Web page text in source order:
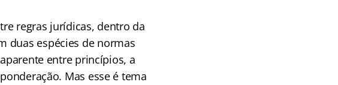
regras jurídicas, dentro da
duas espécies de normas
entre princípios, a
Mas esse é tema